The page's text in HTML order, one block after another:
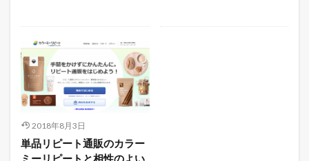
2018年8月3日
単品リピート通販のカラー
ミーリピートと相性のよい